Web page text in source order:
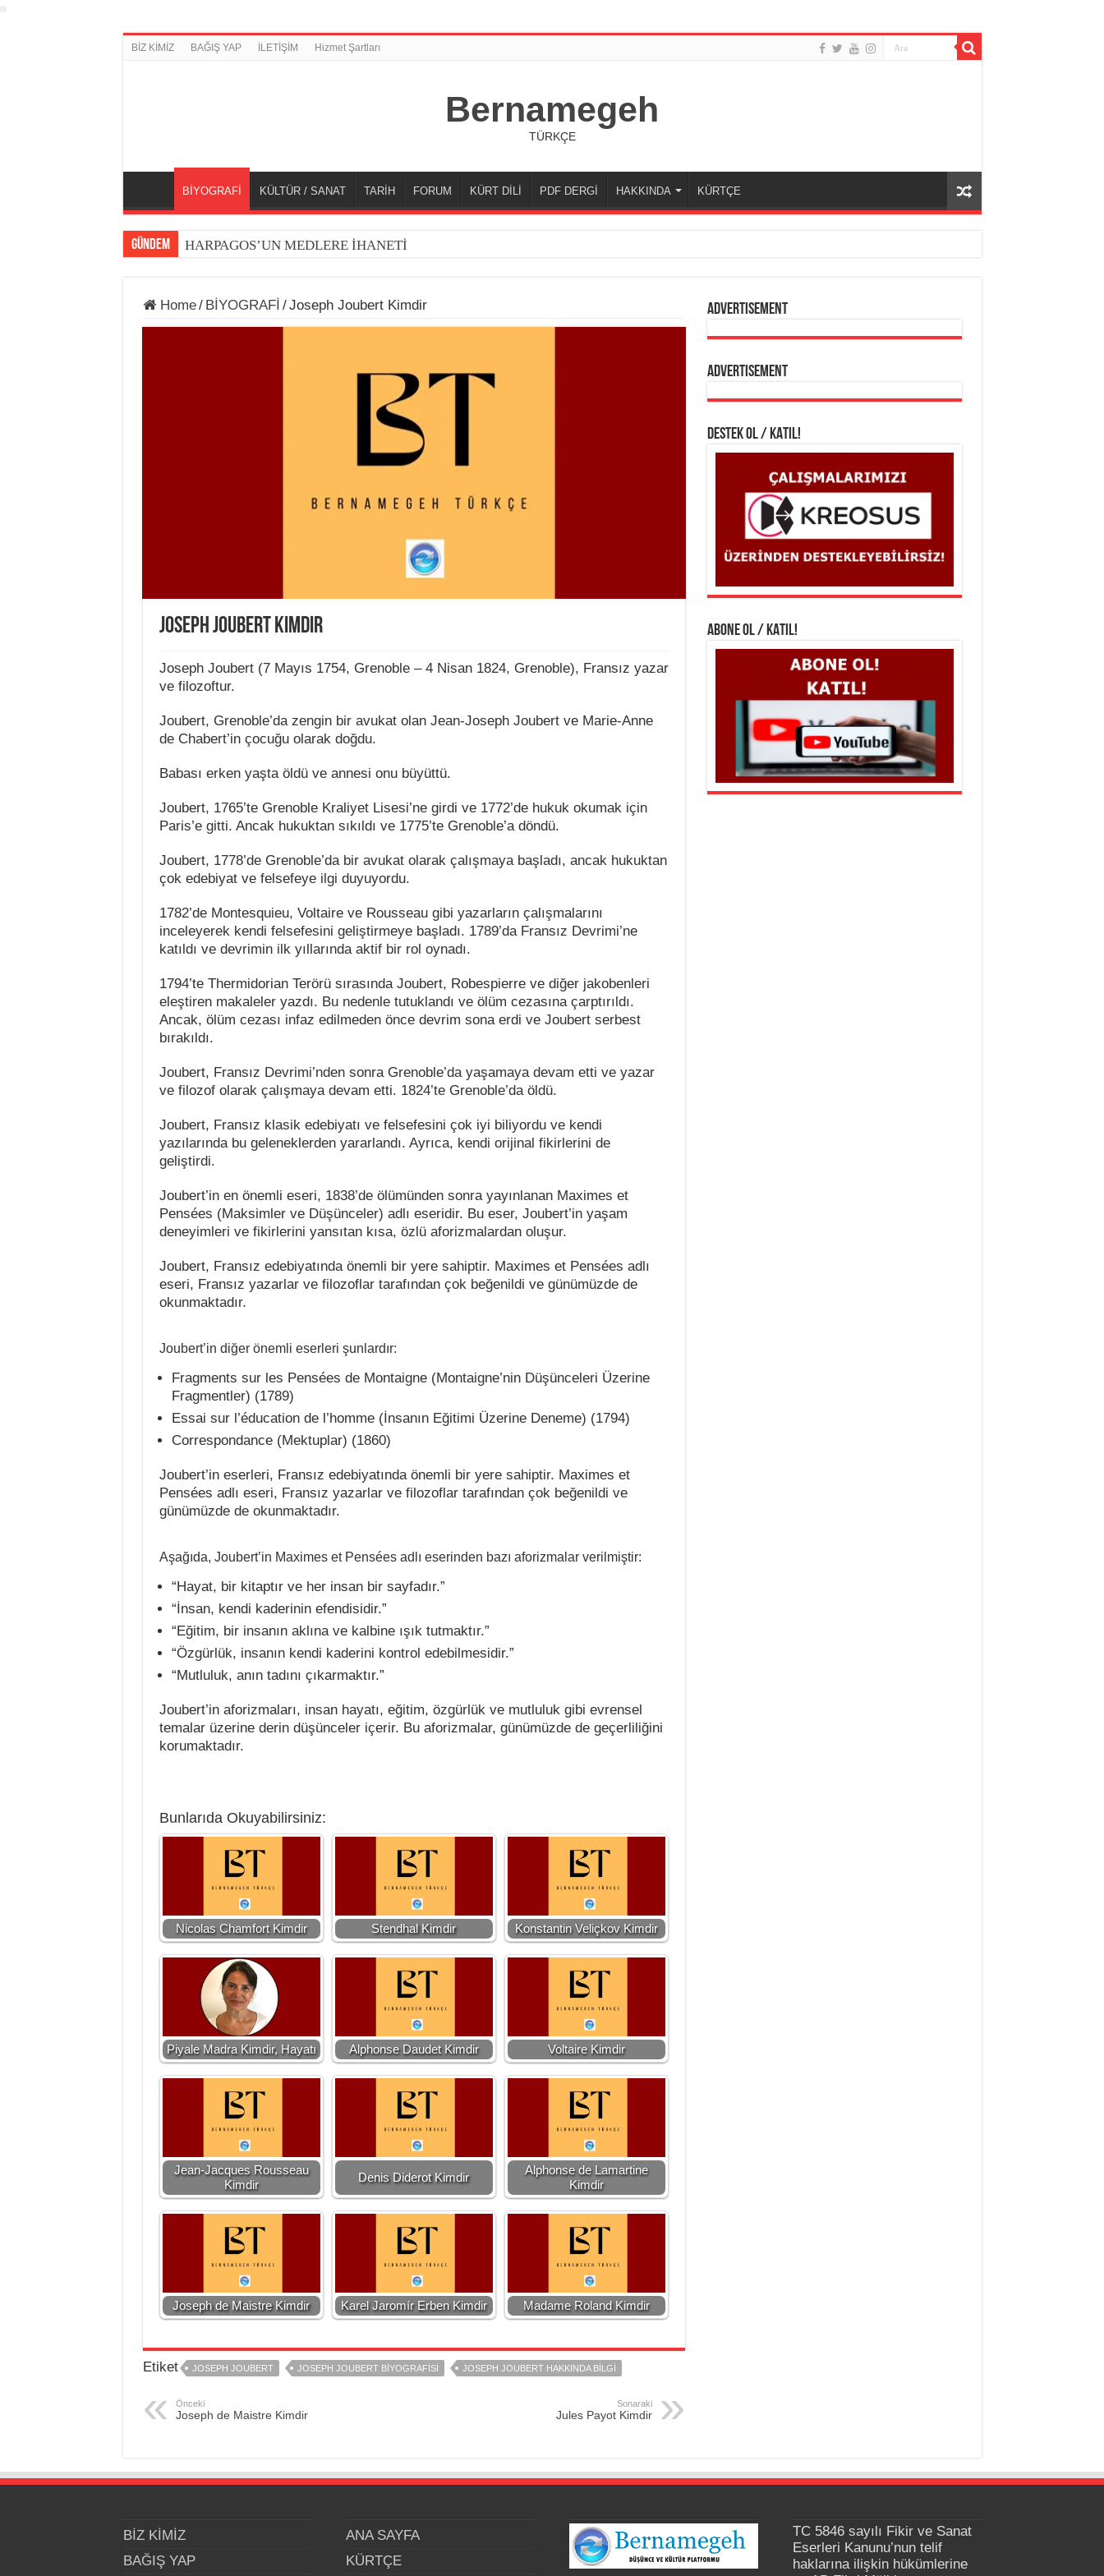
BİZ KİMİZ BAĞIŞ YAP İLETİŞİM Hizmet Şartları
Bernamegeh
TÜRKÇE
BİYOGRAFİ KÜLTÜR / SANAT TARİH FORUM KÜRT DİLİ PDF DERGİ HAKKINDA KÜRTÇE
GÜNDEM HARPAGOS’UN MEDLERE İHANETİ
Home/ BİYOGRAFİ /Joseph Joubert Kimdir
Joseph Joubert Kimdir
Joseph Joubert (7 Mayıs 1754, Grenoble – 4 Nisan 1824, Grenoble), Fransız yazar
ve filozoftur.
Joubert, Grenoble’da zengin bir avukat olan Jean-Joseph Joubert ve Marie-Anne
de Chabert’in çocuğu olarak doğdu.
Babası erken yaşta öldü ve annesi onu büyüttü.
Joubert, 1765’te Grenoble Kraliyet Lisesi’ne girdi ve 1772’de hukuk okumak için
Paris’e gitti. Ancak hukuktan sıkıldı ve 1775’te Grenoble’a döndü.
Joubert, 1778’de Grenoble’da bir avukat olarak çalışmaya başladı, ancak hukuktan
çok edebiyat ve felsefeye ilgi duyuyordu.
1782’de Montesquieu, Voltaire ve Rousseau gibi yazarların çalışmalarını
inceleyerek kendi felsefesini geliştirmeye başladı. 1789’da Fransız Devrimi’ne
katıldı ve devrimin ilk yıllarında aktif bir rol oynadı.
1794’te Thermidorian Terörü sırasında Joubert, Robespierre ve diğer jakobenleri
eleştiren makaleler yazdı. Bu nedenle tutuklandı ve ölüm cezasına çarptırıldı.
Ancak, ölüm cezası infaz edilmeden önce devrim sona erdi ve Joubert serbest
bırakıldı.
Joubert, Fransız Devrimi’nden sonra Grenoble’da yaşamaya devam etti ve yazar
ve filozof olarak çalışmaya devam etti. 1824’te Grenoble’da öldü.
Joubert, Fransız klasik edebiyatı ve felsefesini çok iyi biliyordu ve kendi
yazılarında bu geleneklerden yararlandı. Ayrıca, kendi orijinal fikirlerini de
geliştirdi.
Joubert’in en önemli eseri, 1838’de ölümünden sonra yayınlanan Maximes et
Pensées (Maksimler ve Düşünceler) adlı eseridir. Bu eser, Joubert’in yaşam
deneyimleri ve fikirlerini yansıtan kısa, özlü aforizmalardan oluşur.
Joubert, Fransız edebiyatında önemli bir yere sahiptir. Maximes et Pensées adlı
eseri, Fransız yazarlar ve filozoflar tarafından çok beğenildi ve günümüzde de
okunmaktadır.
Joubert’in diğer önemli eserleri şunlardır:
Fragments sur les Pensées de Montaigne (Montaigne’nin Düşünceleri Üzerine
Fragmentler) (1789)
Essai sur l’éducation de l’homme (İnsanın Eğitimi Üzerine Deneme) (1794)
Correspondance (Mektuplar) (1860)
Joubert’in eserleri, Fransız edebiyatında önemli bir yere sahiptir. Maximes et
Pensées adlı eseri, Fransız yazarlar ve filozoflar tarafından çok beğenildi ve
günümüzde de okunmaktadır.
Aşağıda, Joubert’in Maximes et Pensées adlı eserinden bazı aforizmalar verilmiştir:
“Hayat, bir kitaptır ve her insan bir sayfadır.”
“İnsan, kendi kaderinin efendisidir.”
“Eğitim, bir insanın aklına ve kalbine ışık tutmaktır.”
“Özgürlük, insanın kendi kaderini kontrol edebilmesidir.”
“Mutluluk, anın tadını çıkarmaktır.”
Joubert’in aforizmaları, insan hayatı, eğitim, özgürlük ve mutluluk gibi evrensel
temalar üzerine derin düşünceler içerir. Bu aforizmalar, günümüzde de geçerliliğini
korumaktadır.
Bunlarıda Okuyabilirsiniz:
Nicolas Chamfort Kimdir Stendhal Kimdir Konstantin Veliçkov Kimdir
Piyale Madra Kimdir, Hayatı Alphonse Daudet Kimdir Voltaire Kimdir
Jean-Jacques Rousseau
Kimdir
Denis Diderot Kimdir
Alphonse de Lamartine
Kimdir
Joseph de Maistre Kimdir Karel Jaromír Erben Kimdir Madame Roland Kimdir
Etiket JOSEPH JOUBERT JOSEPH JOUBERT BIYOGRAFISI JOSEPH JOUBERT HAKKINDA BILGI
Önceki
Joseph de Maistre Kimdir
Sonaraki
Jules Payot Kimdir
Advertisement
Advertisement
DESTEK OL / KATIL!
ABONE OL / KATIL!
BİZ KİMİZ
BAĞIŞ YAP
ANA SAYFA
KÜRTÇE
TC 5846 sayılı Fikir ve Sanat
Eserleri Kanunu’nun telif
haklarına ilişkin hükümlerine